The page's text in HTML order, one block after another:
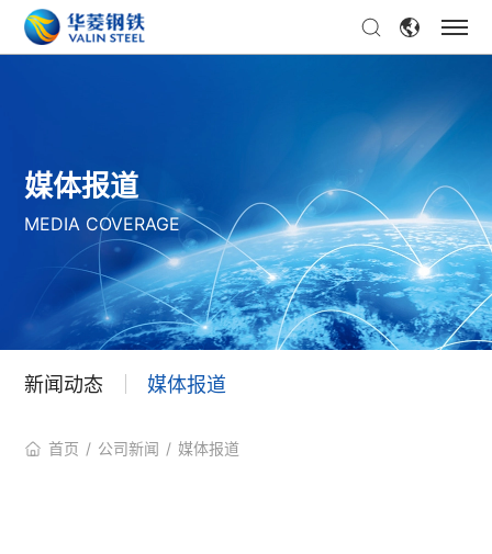
媒体报道
MEDIA COVERAGE
新闻动态 媒体报道
首页 / 公司新闻 / 媒体报道